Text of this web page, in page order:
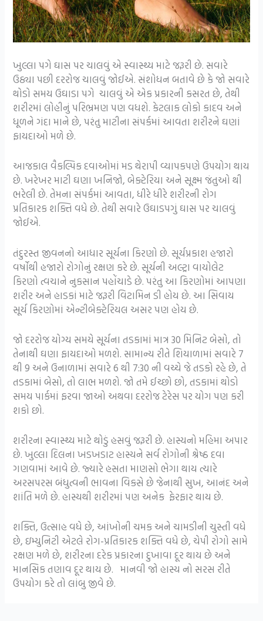
ખુલ્લા પગે ઘાસ પર ચાલવું એ સ્વાસ્થ્ય માટે જરૂરી છે. સવારે
ઉઠ્યા પછી દરરોજ ચાલવું જોઈએ. સંશોધન બતાવે છે કે જો સવારે
થોડો સમય ઉઘાડા પગે ચાલવું એ એક પ્રકારની કસરત છે, તેથી
શરીરમાં લોહીનું પરિભ્રમણ પણ વધશે. કેટલાક લોકો કાદવ અને
ધૂળને ગંદા માને છે, પરંતુ માટીના સંપર્કમાં આવતા શરીરને ઘણાં
ફાયદાઓ મળે છે.
આજકાલ વૈકલ્પિક દવાઓમાં મડ થેરાપી વ્યાપકપણે ઉપયોગ થાય
છે. ખરેખર માટી ઘણા ખનિજો, બેક્ટેરિયા અને સૂક્ષ્મ જંતુઓ થી
ભરેલી છે. તેમના સંપર્કમાં આવતા, ધીરે ધીરે શરીરની રોગ
પ્રતિકારક શક્તિ વધે છે. તેથી સવારે ઉઘાડપગું ઘાસ પર ચાલવું
જોઈએ.
તંદુરસ્ત જીવનનો આધાર સૂર્યના કિરણો છે. સૂર્યપ્રકાશ હજારો
વર્ષોથી હજારો રોગોનું રક્ષણ કરે છે. સૂર્યની અલ્ટ્રા વાયોલેટ
કિરણો ત્વચાને નુકસાન પહોંચાડે છે. પરંતુ આ કિરણોમાં આપણા
શરીર અને હાડકાં માટે જરૂરી વિટામિન ડી હોય છે. આ સિવાય
સૂર્ય કિરણોમાં એન્ટીબેક્ટેરિયલ અસર પણ હોય છે.
જો દરરોજ યોગ્ય સમયે સૂર્યના તડકામાં માત્ર 30 મિનિટ બેસો, તો
તેનાથી ઘણા ફાયદાઓ મળશે. સામાન્ય રીતે શિયાળામાં સવારે 7
થી 9 અને ઉનાળામાં સવારે 6 થી 7:30 ની વચ્ચે જે તડકો રહે છે, તે
તડકામાં બેસો, તો લાભ મળશે. જો તમે ઈચ્છો છો, તડકામાં થોડો
સમય પાર્કમાં ફરવા જાઓ અથવા દરરોજ ટેરેસ પર યોગ પણ કરી
શકો છો.
શરીરના સ્વાસ્થ્ય માટે થોડું હસવું જરૂરી છે. હાસ્યનો મહિમા અપાર
છે. ખુલ્લા દિલના ખડખડાટ હાસ્યને સર્વ રોગોની શ્રેષ્ઠ દવા
ગણવામાં આવે છે. જ્યારે હસતા માણસો ભેગા થાય ત્યારે
અરસપરસ બંધુત્વની ભાવના વિકસે છે જેનાથી સુખ, આનંદ અને
શાંતિ મળે છે. હાસ્યથી શરીરમાં પણ અનેક ફેરફાર થાય છે.
શક્તિ, ઉત્સાહ વધે છે, આંખોની ચમક અને ચામડીની ચુસ્તી વધે
છે, ઇમ્યુનિટી એટલે રોગ-પ્રતિકારક શક્તિ વધે છે, ચેપી રોગો સામે
રક્ષણ મળે છે, શરીરના દરેક પ્રકારના દુખાવા દૂર થાય છે અને
માનસિક તણાવ દૂર થાય છે. માનવી જો હાસ્ય નો સરસ રીતે
ઉપયોગ કરે તો લાંબુ જીવે છે.